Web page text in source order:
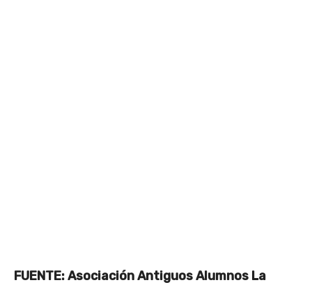
FUENTE: Asociación Antiguos Alumnos La